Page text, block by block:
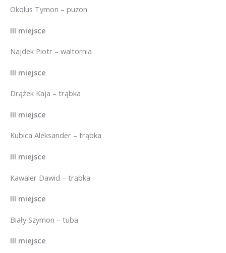
Okolus Tymon – puzon
III miejsce
Najdek Piotr – waltornia
III miejsce
Drążek Kaja – trąbka
III miejsce
Kubica Aleksander – trąbka
III miejsce
Kawaler Dawid – trąbka
III miejsce
Biały Szymon – tuba
III miejsce